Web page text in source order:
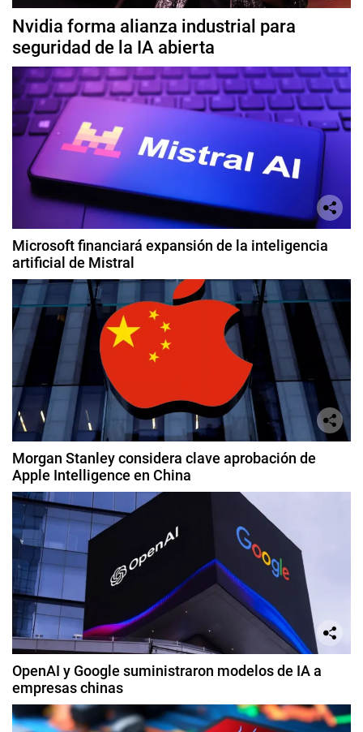
Nvidia forma alianza industrial para
seguridad de la IA abierta
Microsoft financiará expansión de la inteligencia
artificial de Mistral
Morgan Stanley considera clave aprobación de
Apple Intelligence en China
OpenAI y Google suministraron modelos de IA a
empresas chinas